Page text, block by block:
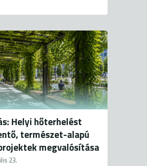
Helyi hőterhelést
természet-alapú
megvalósítása
23.